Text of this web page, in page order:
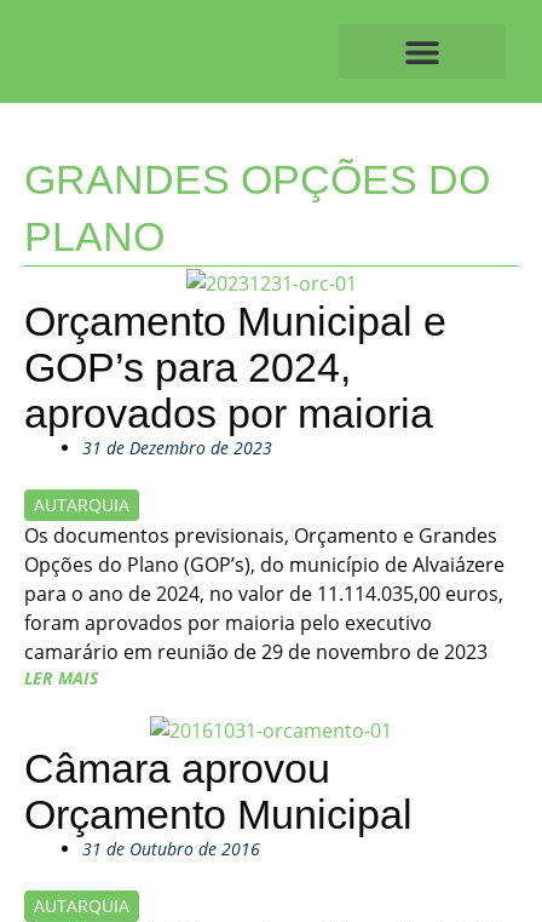
GRANDES OPÇÕES DO
PLANO
Orçamento Municipal e
GOP’s para 2024,
aprovados por maioria
31 de Dezembro de 2023
AUTARQUIA
Os documentos previsionais, Orçamento e Grandes
Opções do Plano (GOP’s), do município de Alvaiázere
para o ano de 2024, no valor de 11.114.035,00 euros,
foram aprovados por maioria pelo executivo
camarário em reunião de 29 de novembro de 2023
LER MAIS
Câmara aprovou
Orçamento Municipal
31 de Outubro de 2016
AUTARQUIA